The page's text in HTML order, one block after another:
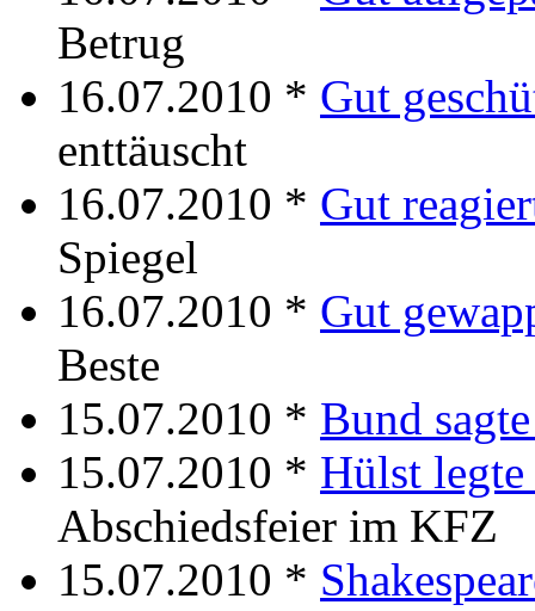
Betrug
16.07.2010 * Gut
enttäuscht
16.07.2010 * Gut
Spiegel
16.07.2010 * Gut
Beste
15.07.2010 * Bund
15.07.2010 * Hülst legte
Abschiedsfeier im KFZ
15.07.2010 *